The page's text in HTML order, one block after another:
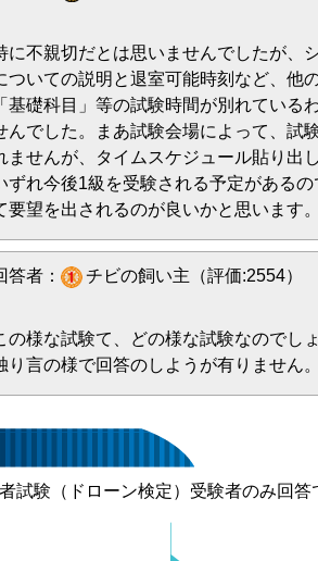
に不親切だとは思いませんでしたが、
ついての説明と退室可能時刻など、他
「基礎科目」等の試験時間が別れている
んでした。まあ試験会場によって、試
ませんが、タイムスケジュール貼り出
ずれ今後1級を受験される予定がある
要望を出されるのが良いかと思います
答者： チビの飼い主（評価:2554）
の様な試験て、どの様な試験なのでし
り言の様で回答のしようが有りません
試験（ドローン検定）受験者のみ回答